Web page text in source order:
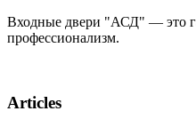
Входные двери "АСД" — это
профессионализм.
Articles